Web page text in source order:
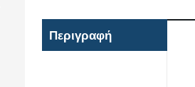
Περιγραφή